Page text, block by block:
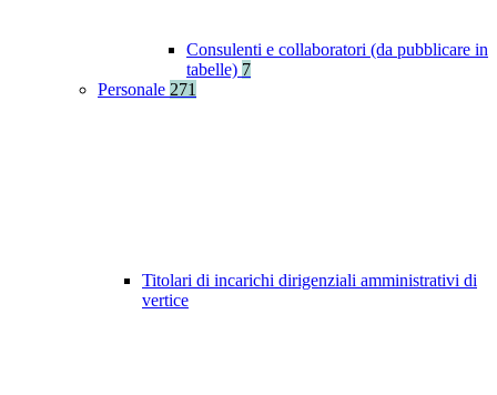
Consulenti e collaboratori (da pubblicare in
tabelle) 7
Personale 271
Titolari di incarichi dirigenziali amministrativi di
vertice